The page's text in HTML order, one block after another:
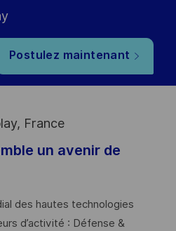
Postulez maintenant
France
un avenir de
des hautes technologies
d’activité : Défense &